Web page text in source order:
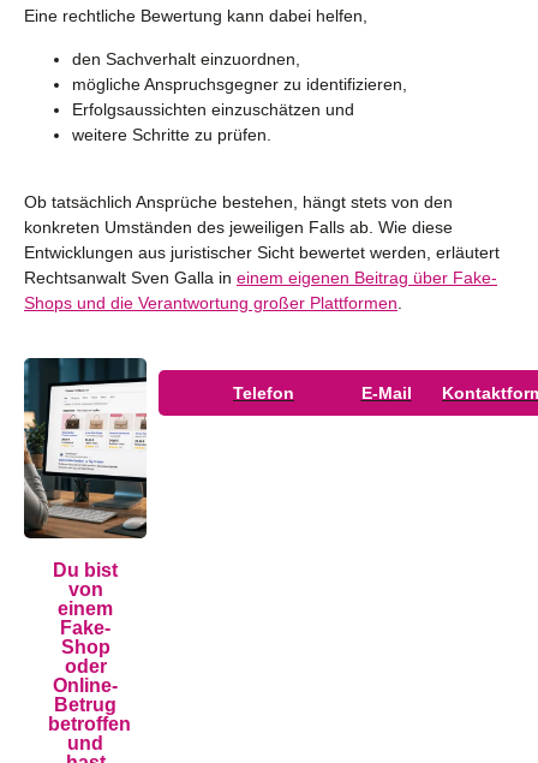
Eine rechtliche Bewertung kann dabei helfen,
den Sachverhalt einzuordnen,
mögliche Anspruchsgegner zu identifizieren,
Erfolgsaussichten einzuschätzen und
weitere Schritte zu prüfen.
Ob tatsächlich Ansprüche bestehen, hängt stets von den
konkreten Umständen des jeweiligen Falls ab. Wie diese
Entwicklungen aus juristischer Sicht bewertet werden, erläutert
Rechtsanwalt Sven Galla in einem eigenen Beitrag über Fake-
Shops und die Verantwortung großer Plattformen
Du bist
von
einem
Fake-
Shop
oder
Online-
Betrug
betroffen
und
Telefon E-Mail